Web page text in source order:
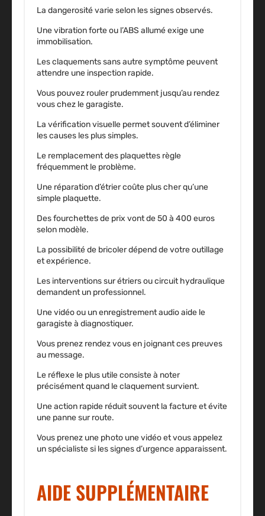
La dangerosité varie selon les signes observés.
Une vibration forte ou l’ABS allumé exige une
immobilisation.
Les claquements sans autre symptôme peuvent
attendre une inspection rapide.
Vous pouvez rouler prudemment jusqu’au rendez
vous chez le garagiste.
La vérification visuelle permet souvent d’éliminer
les causes les plus simples.
Le remplacement des plaquettes règle
fréquemment le problème.
Une réparation d’étrier coûte plus cher qu’une
simple plaquette.
Des fourchettes de prix vont de 50 à 400 euros
selon modèle.
La possibilité de bricoler dépend de votre outillage
et expérience.
Les interventions sur étriers ou circuit hydraulique
demandent un professionnel.
Une vidéo ou un enregistrement audio aide le
garagiste à diagnostiquer.
Vous prenez rendez vous en joignant ces preuves
au message.
Le réflexe le plus utile consiste à noter
précisément quand le claquement survient.
Une action rapide réduit souvent la facture et évite
une panne sur route.
Vous prenez une photo une vidéo et vous appelez
un spécialiste si les signes d’urgence apparaissent.
AIDE SUPPLÉMENTAIRE